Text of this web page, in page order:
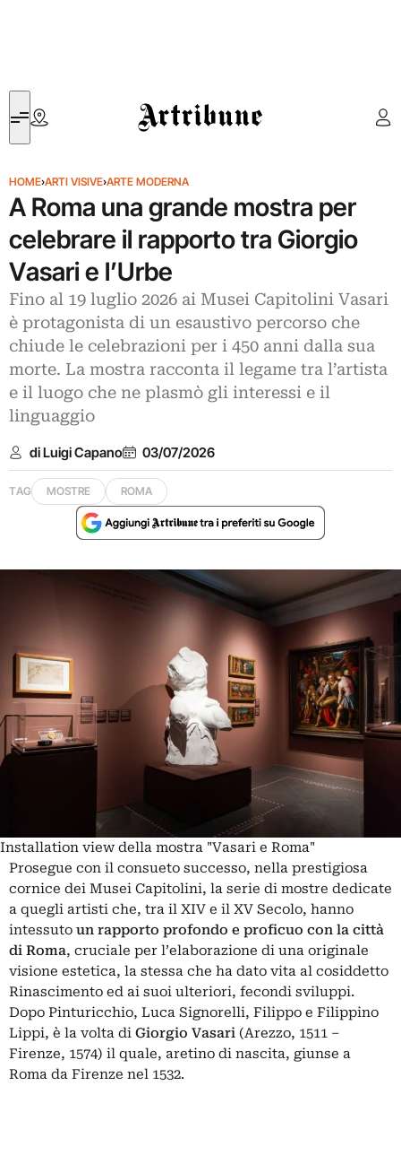
Artribune
HOME›ARTI VISIVE›ARTE MODERNA
A Roma una grande mostra per
celebrare il rapporto tra Giorgio
Vasari e l’Urbe
Fino al 19 luglio 2026 ai Musei Capitolini Vasari
è protagonista di un esaustivo percorso che
chiude le celebrazioni per i 450 anni dalla sua
morte. La mostra racconta il legame tra l’artista
e il luogo che ne plasmò gli interessi e il
linguaggio
di Luigi Capano 03/07/2026
TAG MOSTRE ROMA
Installation view della mostra "Vasari e Roma"
Prosegue con il consueto successo, nella prestigiosa
cornice dei Musei Capitolini, la serie di mostre dedicate
a quegli artisti che, tra il XIV e il XV Secolo, hanno
intessuto un rapporto profondo e proficuo con la città
di Roma, cruciale per l’elaborazione di una originale
visione estetica, la stessa che ha dato vita al cosiddetto
Rinascimento ed ai suoi ulteriori, fecondi sviluppi.
Dopo Pinturicchio, Luca Signorelli, Filippo e Filippino
Lippi, è la volta di Giorgio Vasari (Arezzo, 1511 –
Firenze, 1574) il quale, aretino di nascita, giunse a
Roma da Firenze nel 1532.